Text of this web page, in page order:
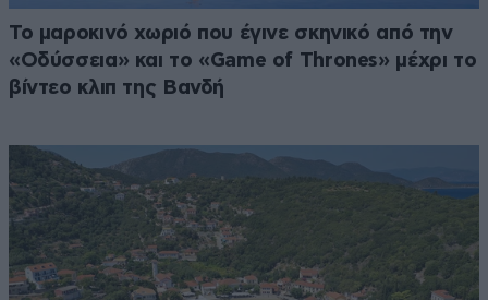
Το μαροκινό χωριό που έγινε σκηνικό από την
«Οδύσσεια» και το «Game of Thrones» μέχρι το
βίντεο κλιπ της Βανδή